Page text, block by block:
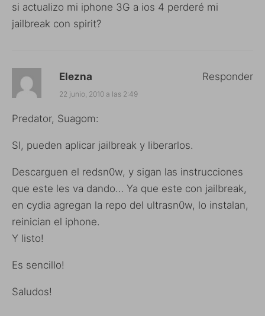
si actualizo mi iphone 3G a ios 4 perderé mi
jailbreak con spirit?
Elezna
22 junio, 2010 a las 2:49
Predator, Suagom:
SI, pueden aplicar jailbreak y liberarlos.
Descarguen el redsn0w, y sigan las instrucciones
que este les va dando… Ya que este con jailbreak,
en cydia agregan la repo del ultrasn0w, lo instalan,
reinician el iphone.
Y listo!
Es sencillo!
Saludos!
Responder